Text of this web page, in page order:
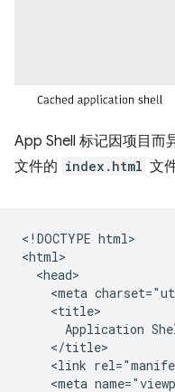
App Shell 标记因项目而
文件的 index.html 文
​​<!DOCTYPE html>
<html>
  <head>
<meta
    <title>
Application
    </title>
<link
<meta